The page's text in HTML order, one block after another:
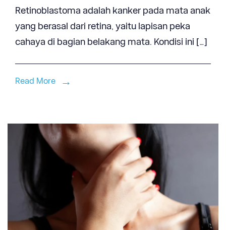
Retinoblastoma adalah kanker pada mata anak
yang berasal dari retina, yaitu lapisan peka
cahaya di bagian belakang mata. Kondisi ini […]
Read More